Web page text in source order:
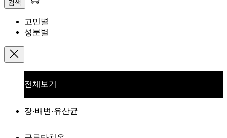
검색
고민별
성분별
전체보기
장·배변·유산균